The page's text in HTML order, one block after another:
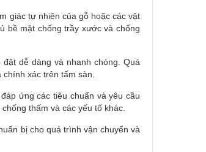
giác tự nhiên của gỗ hoặc các vật
bề mặt chống trầy xước và chống
dễ dàng và nhanh chóng. Quá
xác trên tấm sàn.
ứng các tiêu chuẩn và yêu cầu
thấm và các yếu tố khác.
bị cho quá trình vận chuyển và